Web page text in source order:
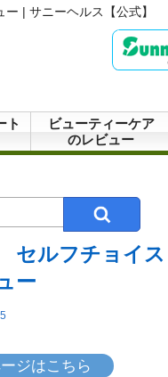
| サニーヘルス【公式】
ト
ビューティーケア
のレビュー
セルフチョイス
ー
ジはこちら